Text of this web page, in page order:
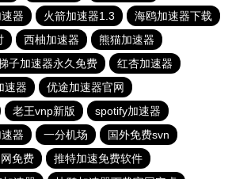
器 火箭加速器1.3
海鸥加速器下载
西柚加速器
熊猫加速器
子加速器永久免费
红杏加速器
速器
优途加速器官网
老王vnp新版
spotify加速器
器 一分机场
国外免费svn
免费
推特加速免费软件